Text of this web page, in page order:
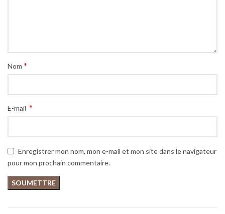
Nom *
E-mail *
Enregistrer mon nom, mon e-mail et mon site dans le navigateur
pour mon prochain commentaire.